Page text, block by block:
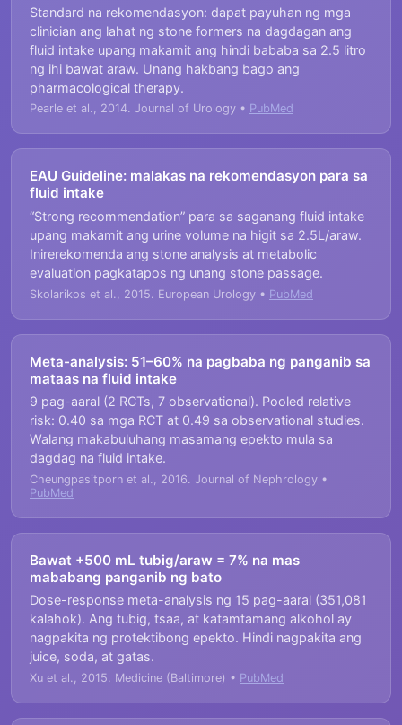
Standard na rekomendasyon: dapat payuhan ng mga
clinician ang lahat ng stone formers na dagdagan ang
fluid intake upang makamit ang hindi bababa sa 2.5 litro
ng ihi bawat araw. Unang hakbang bago ang
pharmacological therapy.
Pearle et al., 2014. Journal of Urology • PubMed
EAU Guideline: malakas na rekomendasyon para sa
fluid intake
“Strong recommendation” para sa saganang fluid intake
upang makamit ang urine volume na higit sa 2.5L/araw.
Inirerekomenda ang stone analysis at metabolic
evaluation pagkatapos ng unang stone passage.
Skolarikos et al., 2015. European Urology • PubMed
Meta-analysis: 51–60% na pagbaba ng panganib sa
mataas na fluid intake
9 pag-aaral (2 RCTs, 7 observational). Pooled relative
risk: 0.40 sa mga RCT at 0.49 sa observational studies.
Walang makabuluhang masamang epekto mula sa
dagdag na fluid intake.
Cheungpasitporn et al., 2016. Journal of Nephrology •
PubMed
Bawat +500 mL tubig/araw = 7% na mas
mababang panganib ng bato
Dose-response meta-analysis ng 15 pag-aaral (351,081
kalahok). Ang tubig, tsaa, at katamtamang alkohol ay
nagpakita ng protektibong epekto. Hindi nagpakita ang
juice, soda, at gatas.
Xu et al., 2015. Medicine (Baltimore) • PubMed